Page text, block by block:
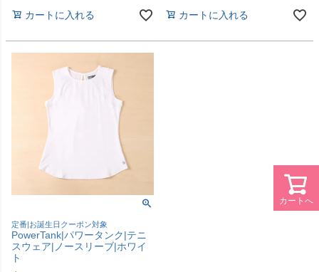
カートに入れる カートに入れる
定番|お誕生日クーポン対象
PowerTank|パワータンク|テニ
スウェア|ノースリーブ|ホワイ
ト
カートへ